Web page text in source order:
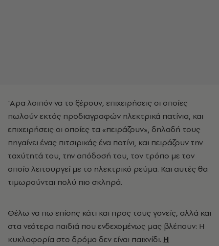
'Αρα λοιπόν να το ξέρουν, επιχειρήσεις οι οποίες
πωλούν εκτός προδιαγραφών ηλεκτρικά πατίνια, και
επιχειρήσεις οι οποίες τα «πειράζουν», δηλαδή τους
πηγαίνει ένας πιτσιρικάς ένα πατίνι, και πειράζουν την
ταχύτητά του, την απόδοσή του, τον τρόπο με τον
οποίο λειτουργεί με το ηλεκτρικό ρεύμα. Και αυτές θα
τιμωρούνται πολύ πιο σκληρά.
Θέλω να πω επίσης κάτι και προς τους γονείς, αλλά και
στα νεότερα παιδιά που ενδεχομένως μας βλέπουν: Η
κυκλοφορία στο δρόμο δεν είναι παιχνίδι. Η